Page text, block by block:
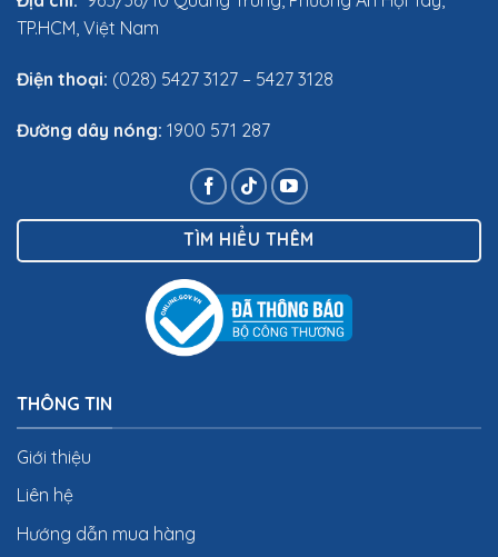
TP.HCM, Việt Nam
Điện thoại: (028) 5427 3127 – 5427 3128
Đường dây nóng: 1900 571 287
TÌM HIỂU THÊM
THÔNG TIN
Giới thiệu
Liên hệ
Hướng dẫn mua hàng